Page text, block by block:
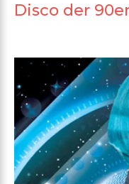
Disco der